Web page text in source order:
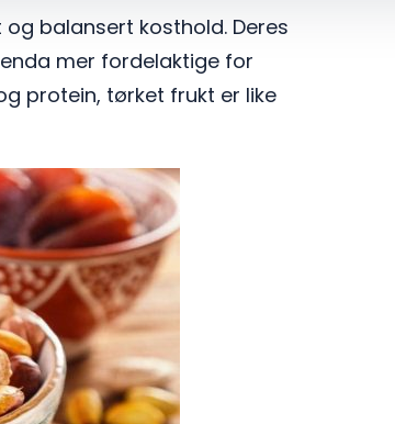
balansert kosthold. Deres
mer fordelaktige for
protein, tørket frukt er like